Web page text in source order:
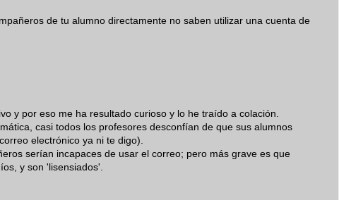
de tu alumno directamente no saben utilizar una cuenta de
y por eso me ha resultado curioso y lo he traído a colación.
casi todos los profesores desconfían de que sus alumnos
electrónico ya ni te digo).
serían incapaces de usar el correo; pero más grave es que
y son 'lisensiados'.